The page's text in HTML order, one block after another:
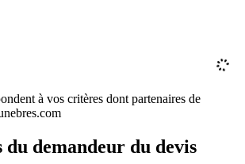
à vos critères dont partenaires de
demandeur du devis